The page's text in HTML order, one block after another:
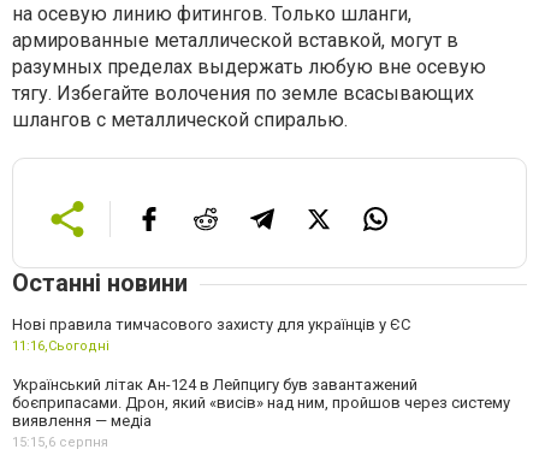
на осевую линию фитингов. Только шланги,
армированные металлической вставкой, могут в
разумных пределах выдержать любую вне осевую
тягу. Избегайте волочения по земле всасывающих
шлангов с металлической спиралью.
Останні новини
Нові правила тимчасового захисту для українців у ЄС
11:16,Сьогодні
Український літак Ан-124 в Лейпцигу був завантажений
боєприпасами. Дрон, який «висів» над ним, пройшов через систему
виявлення — медіа
15:15,6 серпня